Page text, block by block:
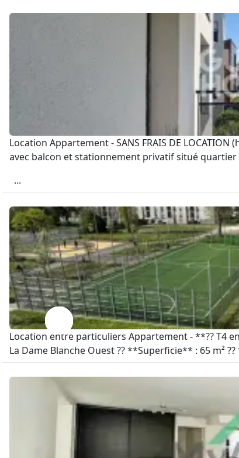
Location Appartement - SANS FRAIS DE
avec balcon et stationnement privatif situé quartier
...
Location entre particuliers Appartement - **?? T4
La Dame Blanche Ouest ?? **Superficie** : 65 m²